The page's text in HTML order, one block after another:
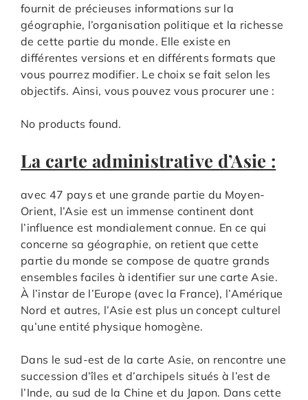
fournit de précieuses informations sur la
géographie, l’organisation politique et la richesse
de cette partie du monde. Elle existe en
différentes versions et en différents formats que
vous pourrez modifier. Le choix se fait selon les
objectifs. Ainsi, vous pouvez vous procurer une :
No products found.
La carte administrative d’Asie :
avec 47 pays et une grande partie du Moyen-
Orient, l’Asie est un immense continent dont
l’influence est mondialement connue. En ce qui
concerne sa géographie, on retient que cette
partie du monde se compose de quatre grands
ensembles faciles à identifier sur une carte Asie.
À l’instar de l’Europe (avec la France), l’Amérique
Nord et autres, l’Asie est plus un concept culturel
qu’une entité physique homogène.
Dans le sud-est de la carte Asie, on rencontre une
succession d’îles et d’archipels situés à l’est de
l’Inde, au sud de la Chine et du Japon. Dans cette